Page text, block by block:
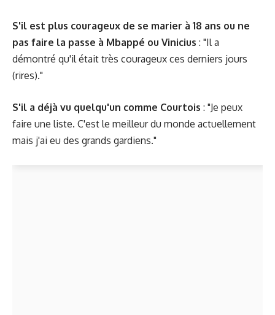
S'il est plus courageux de se marier à 18 ans ou ne
pas faire la passe à Mbappé ou Vinicius : "Il a
démontré qu'il était très courageux ces derniers jours
(rires)."
S'il a déjà vu quelqu'un comme Courtois : "Je peux
faire une liste. C'est le meilleur du monde actuellement
mais j'ai eu des grands gardiens."